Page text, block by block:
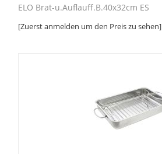
ELO Brat-u.Auflauff.B.40x32cm ES
[Zuerst anmelden um den Preis zu sehen]